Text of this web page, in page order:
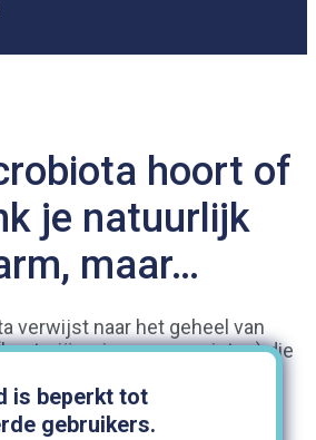
hoort of
je natuurlijk
maar…
is beperkt tot
gebruikers.